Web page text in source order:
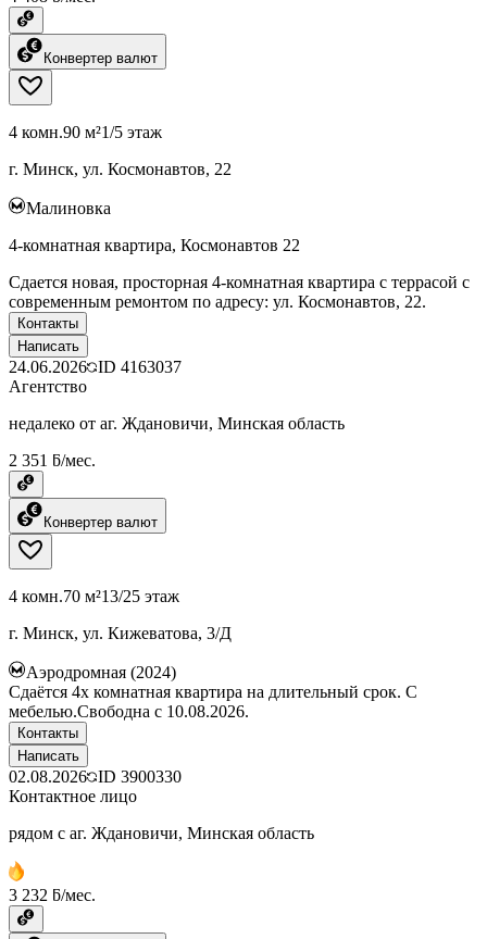
Конвертер валют
4 комн.90 м²1/5 этаж
г. Минск, ул. Космонавтов, 22
Малиновка
4-комнатная квартира, Космонавтов 22
Сдается новая, просторная 4-комнатная квартира с террасой с
современным ремонтом по адресу: ул. Космонавтов, 22.
Контакты
Написать
24.06.2026 ID 4163037
Агентство
недалеко от аг. Ждановичи, Минская область
2 351 ƃ/мес.
Конвертер валют
4 комн.70 м²13/25 этаж
г. Минск, ул. Кижеватова, 3/Д
Аэродромная (2024)
Сдаëтся 4х комнатная квартира на длительный срок. С
мебелью.Свободна с 10.08.2026.
Контакты
Написать
02.08.2026 ID 3900330
Контактное лицо
рядом с аг. Ждановичи, Минская область
3 232 ƃ/мес.